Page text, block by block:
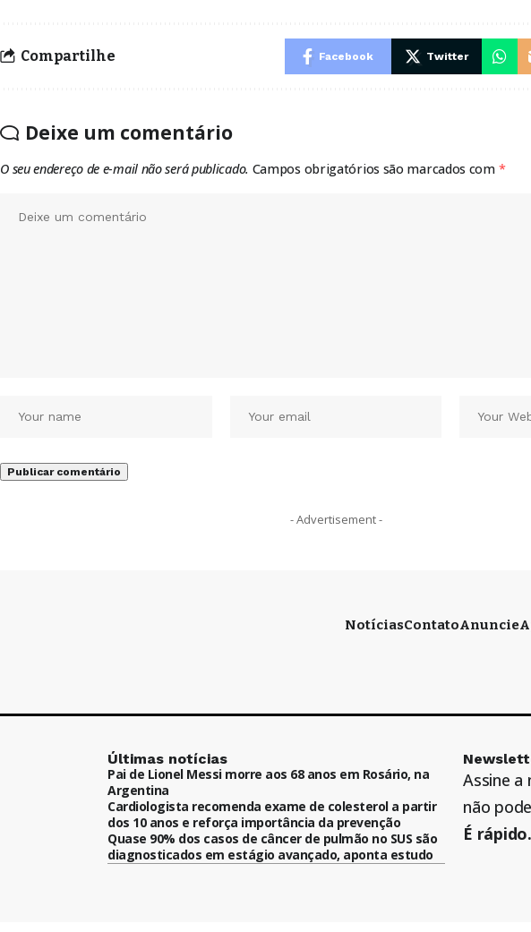
Compartilhe Facebook Twitter
Deixe um comentário
O seu endereço de e-mail não será publicado. Campos obrigatórios são marcados com *
- Advertisement -
NotíciasContatoAnuncie
Últimas notícias
Pai de Lionel Messi morre aos 68 anos em Rosário, na
Argentina
Cardiologista recomenda exame de colesterol a partir
dos 10 anos e reforça importância da prevenção
Quase 90% dos casos de câncer de pulmão no SUS são
diagnosticados em estágio avançado, aponta estudo
Assine a
não
É